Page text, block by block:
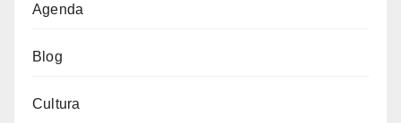
Agenda
Blog
Cultura